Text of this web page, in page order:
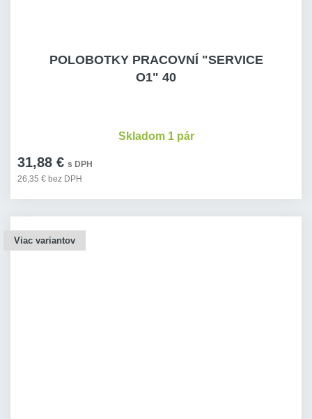
POLOBOTKY PRACOVNÍ "SERVICE
O1" 40
31,88 € s DPH
26,35 € bez DPH
Skladom 1 pár
Viac variantov